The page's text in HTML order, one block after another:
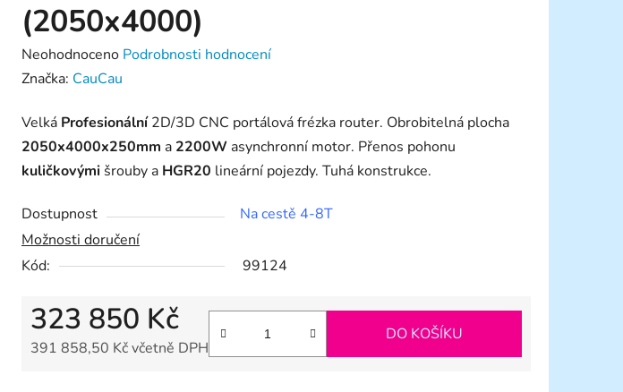
(2050x4000)
Průměrné
hodnocení
je
0,0
z
hvězdiček.
Neohodnoceno Podrobnosti hodnocení
Značka: CauCau
Velká Profesionální2D/3D CNC portálová frézka router. Obrobitelná plocha
2050x4000x250mm a 2200W asynchronní motor. Přenos pohonu
kuličkovými šrouby a HGR20 lineární pojezdy. Tuhá konstrukce.
Dostupnost
Na cestě 4-8T
Možnosti doručení
Kód:
99124
323 850 Kč
391 858,50 Kč včetně DPH
DO KOŠÍKU